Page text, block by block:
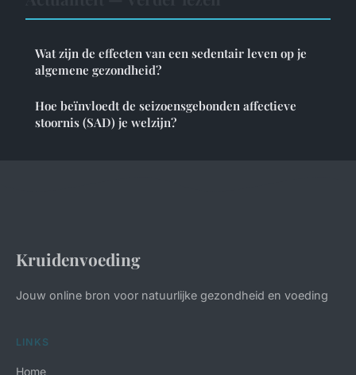
Wat zijn de effecten van een sedentair leven op je
algemene gezondheid?
Hoe beïnvloedt de seizoensgebonden affectieve
stoornis (SAD) je welzijn?
Kruidenvoeding
Jouw online bron voor natuurlijke gezondheid en voeding
LINKS
Home